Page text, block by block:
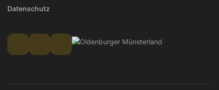
Datenschutz